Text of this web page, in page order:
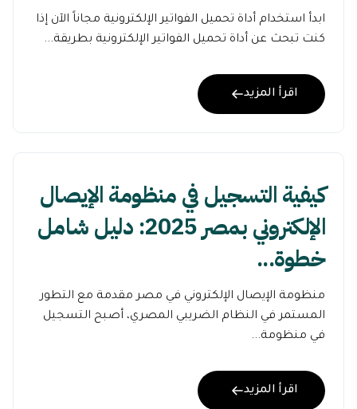
ابدأ استخدام أداة تحميل الفواتير الإلكترونية مجاناً الآن إذا
كنت تبحث عن أداة تحميل الفواتير الإلكترونية بطريقة...
اقرأ المزيد
كيفية التسجيل في منظومة الإيصال
الإلكتروني بمصر 2025: دليل شامل
خطوة...
منظومة الإيصال الإلكتروني في مصر مقدمة مع التطور
المستمر في النظام الضريبي المصري، أصبح التسجيل
في منظومة...
اقرأ المزيد